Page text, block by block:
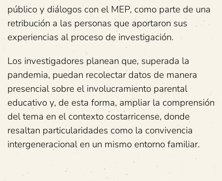
público y diálogos con el MEP, como parte de una
retribución a las personas que aportaron sus
experiencias al proceso de investigación.
Los investigadores planean que, superada la
pandemia, puedan recolectar datos de manera
presencial sobre el involucramiento parental
educativo y, de esta forma, ampliar la comprensión
del tema en el contexto costarricense, donde
resaltan particularidades como la convivencia
intergeneracional en un mismo entorno familiar.